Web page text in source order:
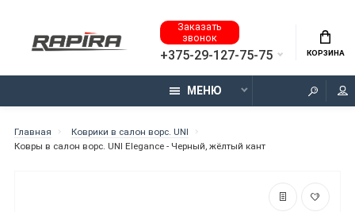
Заказать
звонок
+375-29-127-75-75 КОРЗИНА
МЕНЮ
Главная
Коврики в салон ворс. UNI
Ковры в салон ворс. UNI Elegance - Черный, жёлтый кант